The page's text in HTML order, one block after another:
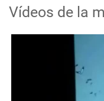
Vídeos de la